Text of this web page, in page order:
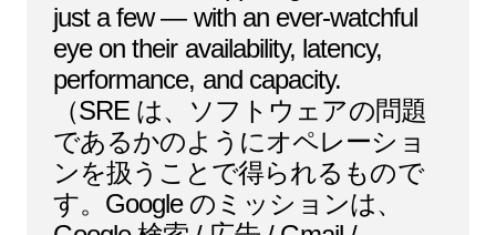
just a few — with an ever-watchful
eye on their availability, latency,
performance, and capacity.
（SRE は、ソフトウェアの問題
であるかのようにオペレーショ
ンを扱うことで得られるもので
す。Google のミッションは、